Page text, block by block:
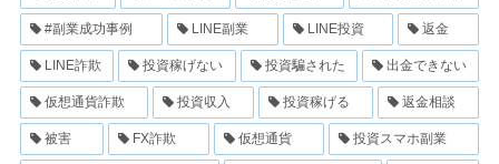
#副業成功事例 LINE副業 LINE投資 返金
LINE詐欺 投資稼げない 投資騙された 出金できない
仮想通貨詐欺 投資収入 投資稼げる 返金相談
被害 FX詐欺 仮想通貨 投資スマホ副業